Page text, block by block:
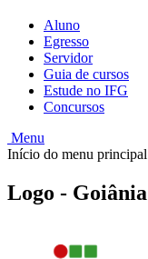
Aluno
Egresso
Servidor
Guia de cursos
Estude no IFG
Concursos
Menu
Início do menu principal
Logo - Goiânia